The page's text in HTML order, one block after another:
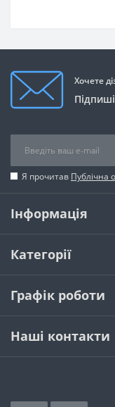
Хочете
Я прочитав Публічна
Інформація
Категорії
Графік роботи
Наші контакти